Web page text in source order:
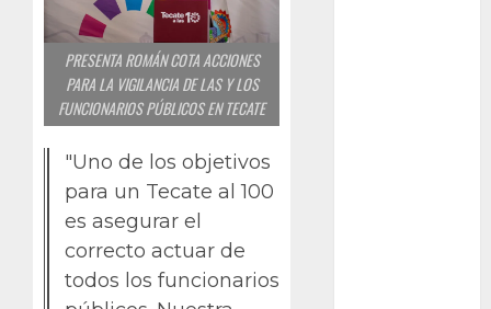
PRESENTA ROMÁN COTA ACCIONES
PARA LA VIGILANCIA DE LAS Y LOS
FUNCIONARIOS PÚBLICOS EN TECATE
"Uno de los objetivos
para un Tecate al 100
es asegurar el
correcto actuar de
todos los funcionarios